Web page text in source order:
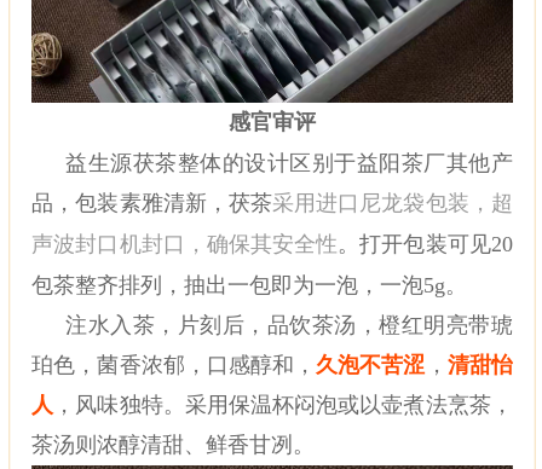
感官审评
益生源茯茶整体的设计区别于益阳茶厂其他产
品，包装素雅清新，茯茶采用进口尼龙袋包装，超
声波封口机封口，确保其安全性。打开包装可见20
包茶整齐排列，抽出一包即为一泡，一泡5g。
注水入茶，片刻后，品饮茶汤，橙红明亮带琥
珀色，菌香浓郁，口感醇和， 久泡不苦涩 ， 清甜怡
人 ，风味独特。采用保温杯闷泡或以壶煮法烹茶，
茶汤则浓醇清甜、鲜香甘冽。